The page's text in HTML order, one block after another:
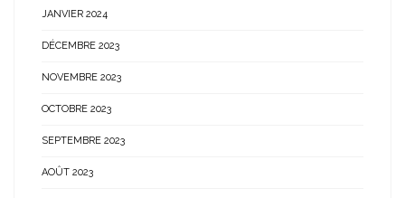
JANVIER 2024
DÉCEMBRE 2023
NOVEMBRE 2023
OCTOBRE 2023
SEPTEMBRE 2023
AOÛT 2023